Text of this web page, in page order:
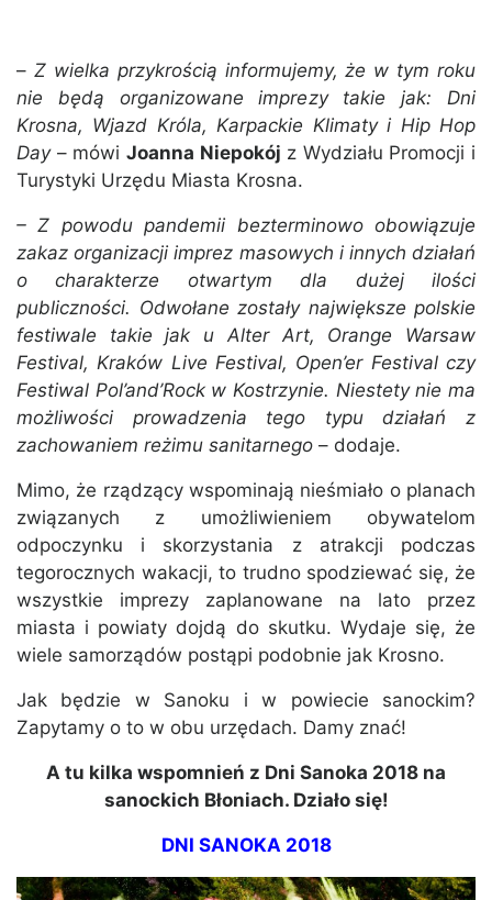
– Z wielka przykrością informujemy, że w tym roku
nie będą organizowane imprezy takie jak: Dni
Krosna, Wjazd Króla, Karpackie Klimaty i Hip Hop
Day– mówi Joanna Niepokój z Wydziału Promocji i
Turystyki Urzędu Miasta Krosna.
– Z powodu pandemii bezterminowo obowiązuje
zakaz organizacji imprez masowych i innych działań
o charakterze otwartym dla dużej ilości
publiczności. Odwołane zostały największe polskie
festiwale takie jak u Alter Art, Orange Warsaw
Festival, Kraków Live Festival, Open’er Festival czy
Festiwal Pol’and’Rock w Kostrzynie. Niestety nie ma
możliwości prowadzenia tego typu działań z
zachowaniem reżimu sanitarnego – dodaje.
Mimo, że rządzący wspominają nieśmiało o planach
związanych z umożliwieniem obywatelom
odpoczynku i skorzystania z atrakcji podczas
tegorocznych wakacji, to trudno spodziewać się, że
wszystkie imprezy zaplanowane na lato przez
miasta i powiaty dojdą do skutku. Wydaje się, że
wiele samorządów postąpi podobnie jak Krosno.
Jak będzie w Sanoku i w powiecie sanockim?
Zapytamy o to w obu urzędach. Damy znać!
A tu kilka wspomnień z Dni Sanoka 2018 na
sanockich Błoniach. Działo się!
DNI SANOKA 2018